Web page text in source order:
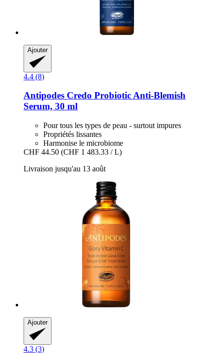
Ajouter
4.4 (8)
Antipodes Credo Probiotic Anti-​Blemish
Serum, 30 ml
Pour tous les types de peau - surtout impures
Propriétés lissantes
Harmonise le microbiome
CHF 44.50 (CHF 1 483.33 / L)
Livraison jusqu'au 13 août
Ajouter
4.3 (3)